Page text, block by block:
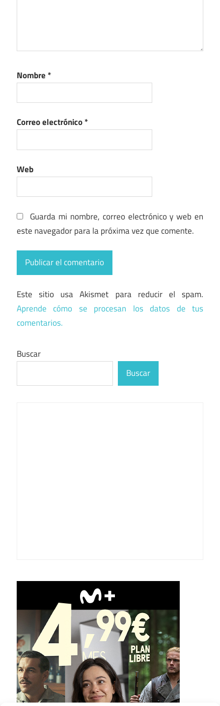
Nombre *
Correo electrónico*
Web
Guarda mi nombre, correo electrónico y web en
este navegador para la próxima vez que comente.
Este sitio usa Akismet para reducir el spam.
Aprende cómo se procesan los datos de tus
comentarios.
Buscar
Buscar